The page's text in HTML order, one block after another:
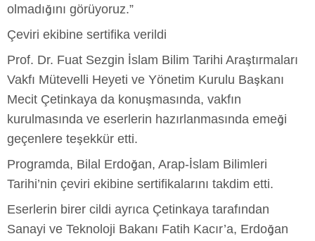
olmadığını görüyoruz.”
Çeviri ekibine sertifika verildi
Prof. Dr. Fuat Sezgin İslam Bilim Tarihi Araştırmaları
Vakfı Mütevelli Heyeti ve Yönetim Kurulu Başkanı
Mecit Çetinkaya da konuşmasında, vakfın
kurulmasında ve eserlerin hazırlanmasında emeği
geçenlere teşekkür etti.
Programda, Bilal Erdoğan, Arap-İslam Bilimleri
Tarihi’nin çeviri ekibine sertifikalarını takdim etti.
Eserlerin birer cildi ayrıca Çetinkaya tarafından
Sanayi ve Teknoloji Bakanı Fatih Kacır’a, Erdoğan